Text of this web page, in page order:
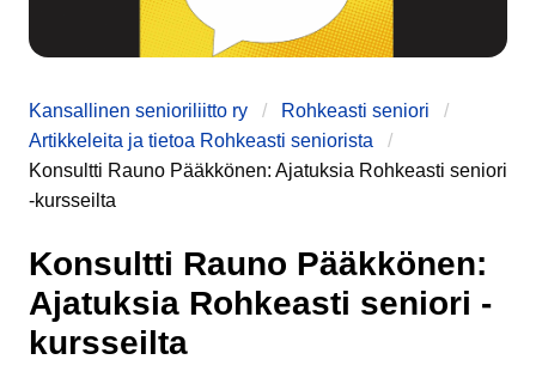
Kansallinen senioriliitto ry
Rohkeasti seniori
Artikkeleita ja tietoa Rohkeasti seniorista
Konsultti Rauno Pääkkönen: Ajatuksia Rohkeasti seniori
-kursseilta
Konsultti Rauno Pääkkönen:
Ajatuksia Rohkeasti seniori -
kursseilta